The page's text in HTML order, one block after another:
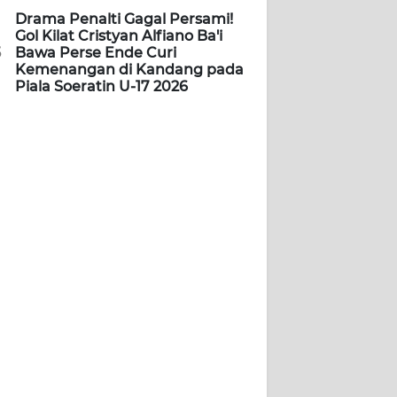
Drama Penalti Gagal Persami!
Gol Kilat Cristyan Alfiano Ba'i
Bawa Perse Ende Curi
Kemenangan di Kandang pada
Piala Soeratin U-17 2026